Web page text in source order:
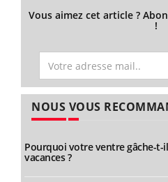
Vous aimez cet article ?
!
NOUS VOUS
Pourquoi votre ventre gâche-t-
vacances ?